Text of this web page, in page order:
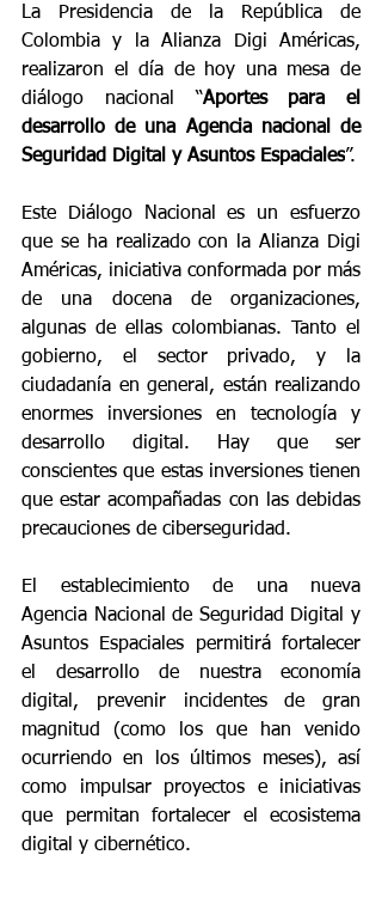
La Presidencia de la República de
Colombia y la Alianza Digi Américas,
realizaron el día de hoy una mesa de
diálogo nacional “Aportes para el
desarrollo de una Agencia nacional de
Seguridad Digital y Asuntos Espaciales”.
Este Diálogo Nacional es un esfuerzo
que se ha realizado con la Alianza Digi
Américas, iniciativa conformada por más
de una docena de organizaciones,
algunas de ellas colombianas. Tanto el
gobierno, el sector privado, y la
ciudadanía en general, están realizando
enormes inversiones en tecnología y
desarrollo digital. Hay que ser
conscientes que estas inversiones tienen
que estar acompañadas con las debidas
precauciones de ciberseguridad.
El establecimiento de una nueva
Agencia Nacional de Seguridad Digital y
Asuntos Espaciales permitirá fortalecer
el desarrollo de nuestra economía
digital, prevenir incidentes de gran
magnitud (como los que han venido
ocurriendo en los últimos meses), así
como impulsar proyectos e iniciativas
que permitan fortalecer el ecosistema
digital y cibernético.